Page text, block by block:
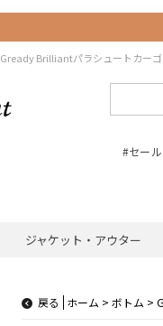
Gready Brilliantパラシュートカー
#セール
ジャケット・アウター
ボトム
戻る